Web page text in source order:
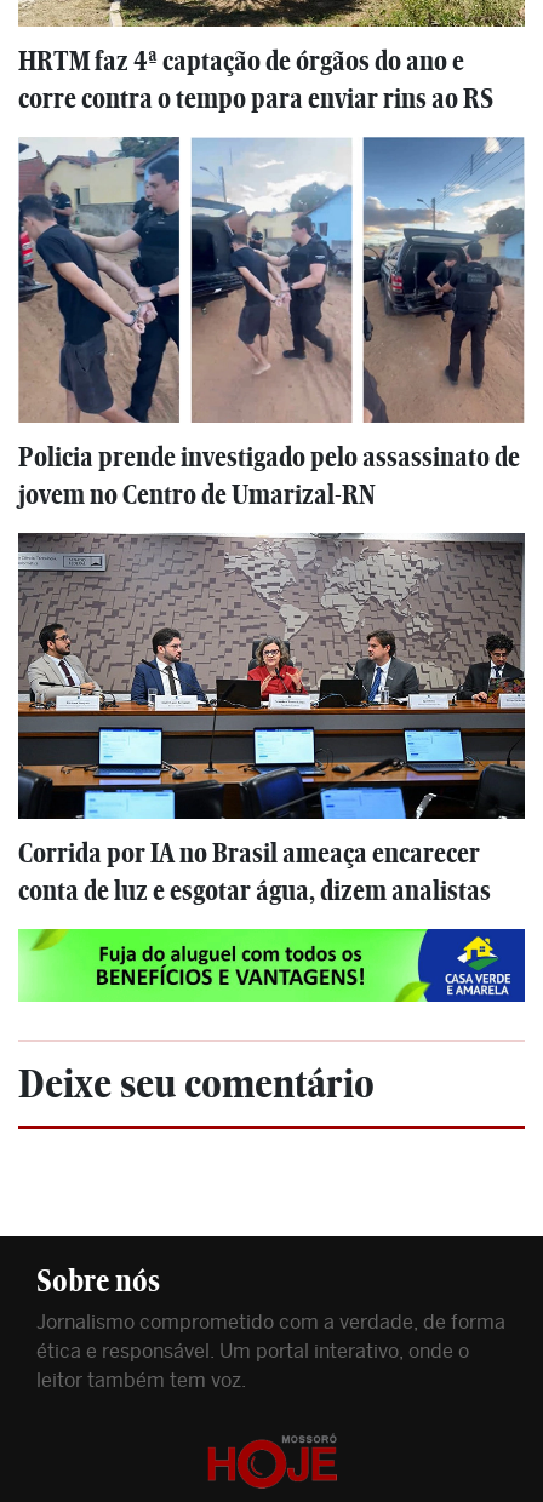
HRTM faz 4ª captação de órgãos do ano e
corre contra o tempo para enviar rins ao RS
Policia prende investigado pelo assassinato de
jovem no Centro de Umarizal-RN
Corrida por IA no Brasil ameaça encarecer
conta de luz e esgotar água, dizem analistas
Deixe seu comentário
Sobre nós
Jornalismo comprometido com a verdade, de forma
ética e responsável. Um portal interativo, onde o
leitor também tem voz.